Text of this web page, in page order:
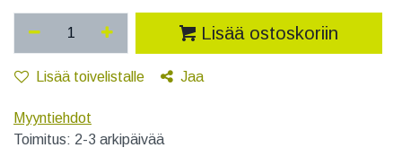
Lisää ostoskoriin
Lisää toivelistalle Jaa
Myyntiehdot
Toimitus: 2-3 arkipäivää